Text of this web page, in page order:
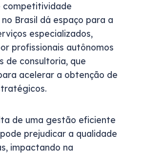
competitividade
Brasil dá espaço para a
especializados,
profissionais autônomos
de consultoria, que
acelerar a obtenção de
de uma gestão eficiente
prejudicar a qualidade
impactando na